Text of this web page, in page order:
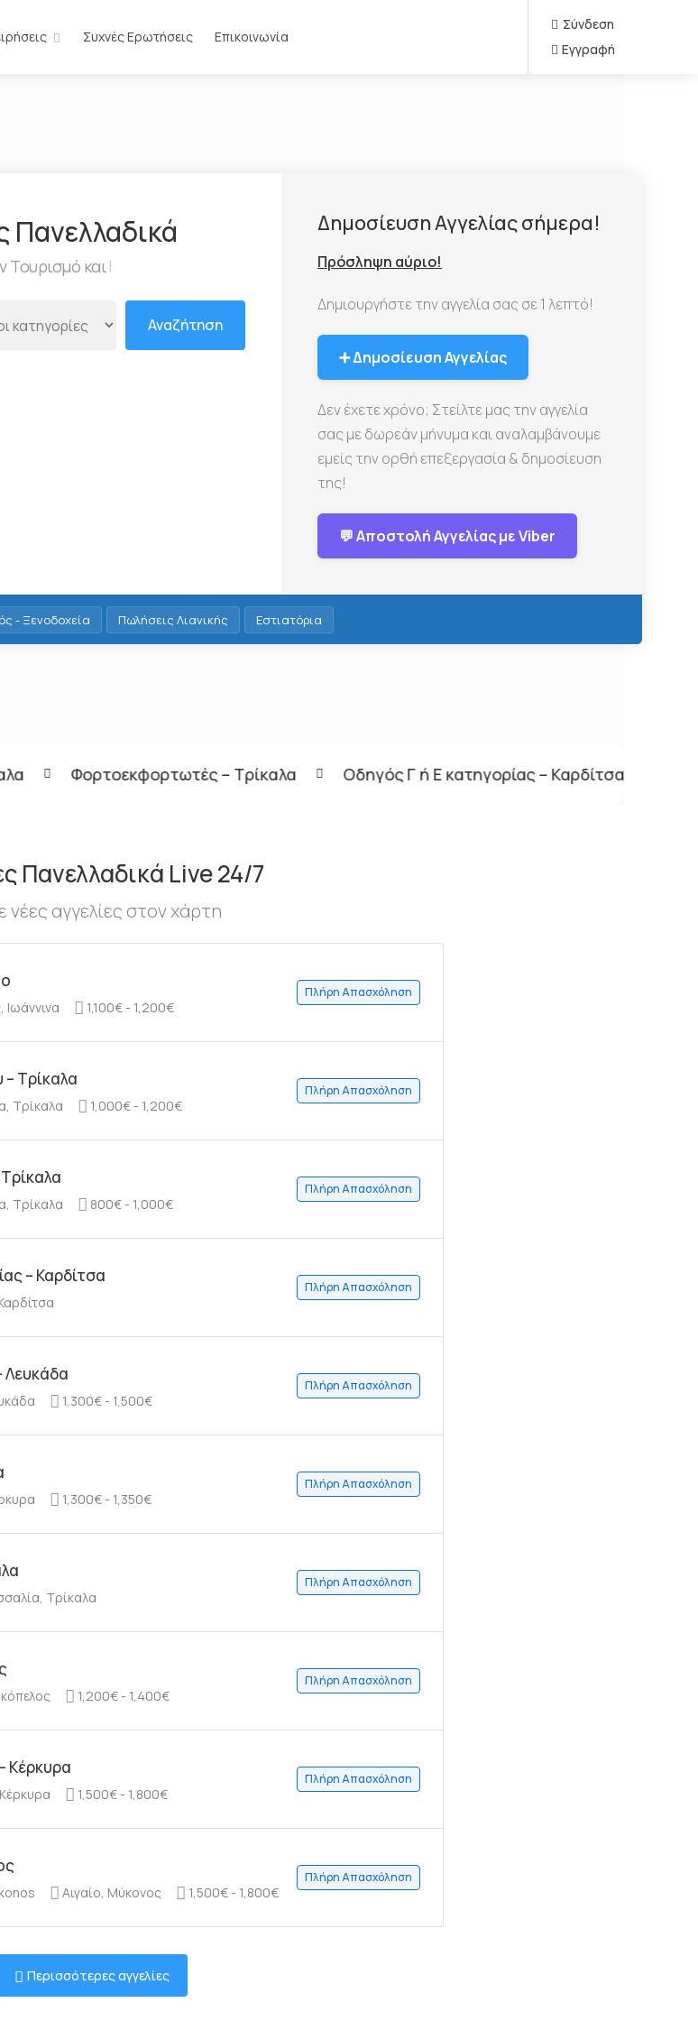
Συχνές Ερωτήσεις Επικοινωνία
Σύνδεση
Εγγραφή
Πανελλαδικά
Τουρισμ|
Αναζήτηση
Δημοσίευση Αγγελίας σήμερα!
Πρόσληψη αύριο!
Δημιουργήστε την αγγελία σας σε 1 λεπτό!
➕ Δημοσίευση Αγγελίας
Δεν έχετε χρόνο; Στείλτε μας την αγγελία
σας με δωρεάν μήνυμα και αναλαμβάνουμε
εμείς την ορθή επεξεργασία & δημοσίευση
της!
💬 Αποστολή Αγγελίας με Viber
- Ξενοδοχεία Πωλήσεις Λιανικής Εστιατόρια
– Τρίκαλα Οδηγός Γ ή Ε κατηγορίας – Καρδίτσα Βοηθός Σερβιτόρου –
Πανελλαδικά Live 24/7
νέες αγγελίες στον χάρτη
Πλήρη Απασχόληση
1,100€ - 1,200€
Τρίκαλα
Πλήρη Απασχόληση
Τρίκαλα 1,000€ - 1,200€
Πλήρη Απασχόληση
Τρίκαλα 800€ - 1,000€
– Καρδίτσα
Πλήρη Απασχόληση
Λευκάδα
Πλήρη Απασχόληση
1,300€ - 1,500€
Πλήρη Απασχόληση
1,300€ - 1,350€
Πλήρη Απασχόληση
Τρίκαλα
Πλήρη Απασχόληση
1,200€ - 1,400€
Κέρκυρα
Πλήρη Απασχόληση
1,500€ - 1,800€
Πλήρη Απασχόληση
Αιγαίο, Μύκονος 1,500€ - 1,800€
Περισσότερες αγγελίες